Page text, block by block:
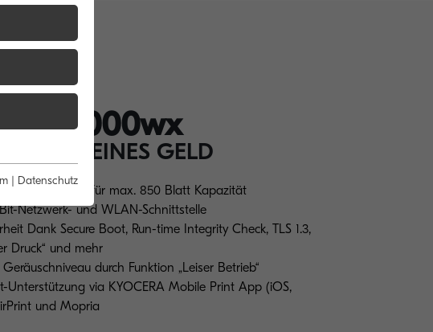
PA4000wx
FÜR KLEINES GELD
für max. 850 Blatt Kapazität
Netzwerk- und WLAN-Schnittstelle
Dank Secure Boot, Run-time Integrity Check, TLS 1.3,
Druck“ und mehr
Geräuschniveau durch Funktion „Leiser Betrieb“
Unterstützung via KYOCERA Mobile Print App (iOS,
und Mopria
| Datenschutz